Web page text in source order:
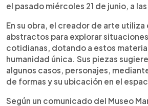
el pasado miércoles 21 de junio, a
En su obra, el creador de arte
abstractos para explorar
cotidianas, dotando a estos
humanidad única. Sus piezas
algunos casos, personajes,
de formas y su ubicación en el
Según un comunicado del Museo